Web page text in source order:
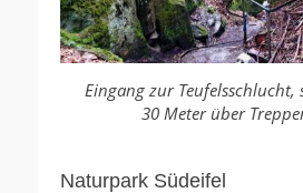
Eingang zur Teufelsschlucht,
30 Meter über
Naturpark Südeifel